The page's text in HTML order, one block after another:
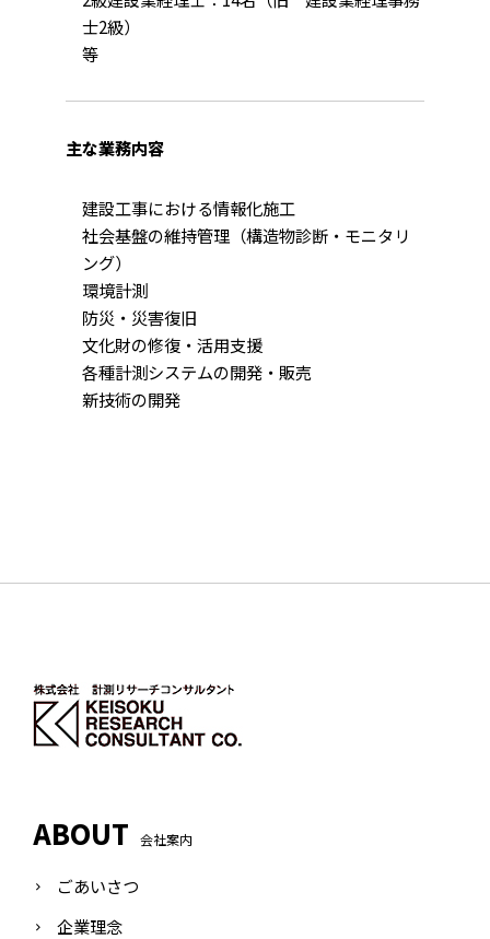
士2級）
等
主な業務内容
建設工事における情報化施工
社会基盤の維持管理（構造物診断・モニタリ
ング）
環境計測
防災・災害復旧
文化財の修復・活用支援
各種計測システムの開発・販売
新技術の開発
ABOUT 会社案内
ごあいさつ
企業理念